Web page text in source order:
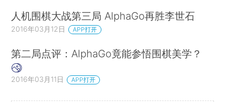
人机围棋大战第三局 AlphaGo再胜李世石
2016年03月12日 APP打开
第二局点评：AlphaGo竟能参悟围棋美学？
2016年03月11日 APP打开